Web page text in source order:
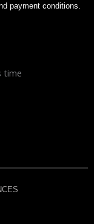
payment conditions.
time